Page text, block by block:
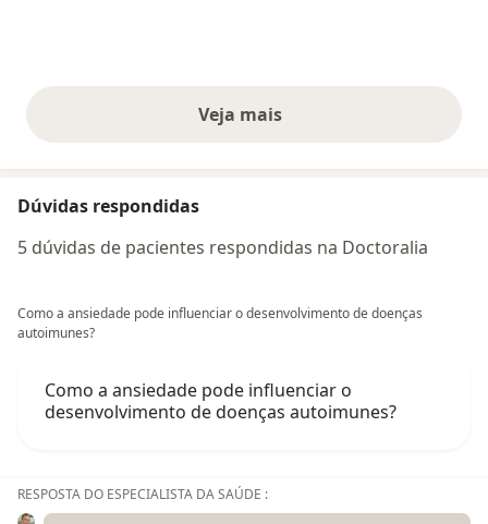
Veja maisopiniões acima
Dúvidas respondidas
5 dúvidas de pacientes respondidas na Doctoralia
Como a ansiedade pode influenciar o desenvolvimento de doenças
autoimunes?
Como a ansiedade pode influenciar o
desenvolvimento de doenças autoimunes?
RESPOSTA DO ESPECIALISTA DA SAÚDE :